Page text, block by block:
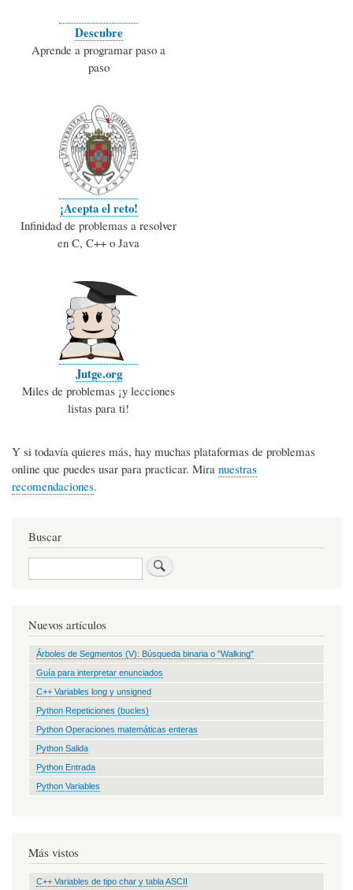
Descubre
Aprende a programar paso a
paso
¡Acepta el reto!
Infinidad de problemas a resolver
en C, C++ o Java
Jutge.org
Miles de problemas ¡y lecciones
listas para ti!
Y si todavía quieres más, hay muchas plataformas de problemas
online que puedes usar para practicar. Mira nuestras
recomendaciones.
Buscar
Buscar
Nuevos artículos
Árboles de Segmentos (V): Búsqueda binaria o "Walking"
Guía para interpretar enunciados
C++ Variables long y unsigned
Python Repeticiones (bucles)
Python Operaciones matemáticas enteras
Python Salida
Python Entrada
Python Variables
Más vistos
C++ Variables de tipo char y tabla ASCII